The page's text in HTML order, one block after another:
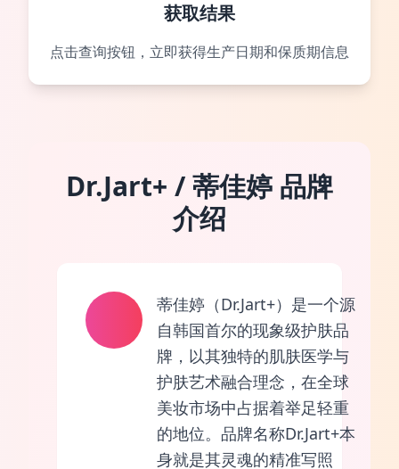
获取结果
点击查询按钮，立即获得生产日期和保质期信息
Dr.Jart+ / 蒂佳婷 品牌
介绍
蒂佳婷（Dr.Jart+）是一个源
自韩国首尔的现象级护肤品
牌，以其独特的肌肤医学与
护肤艺术融合理念，在全球
美妆市场中占据着举足轻重
的地位。品牌名称Dr.Jart+本
身就是其灵魂的精准写照